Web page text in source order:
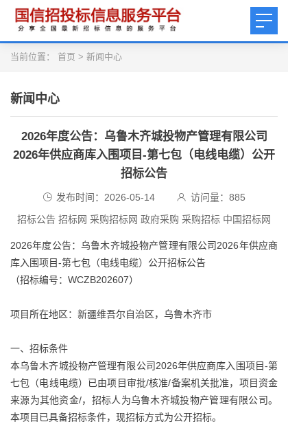
当前位置： 首页 > 新闻中心
新闻中心
2026年度公告：乌鲁木齐城投物产管理有限公司
2026年供应商库入围项目-第七包（电线电缆）公开
招标公告
发布时间：2026-05-14 访问量： 885
招标公告 招标网 采购招标网 政府采购 采购招标 中国招标网
2026年度公告：乌鲁木齐城投物产管理有限公司2026年供应商
库入围项目-第七包（电线电缆）公开招标公告
（招标编号：WCZB202607）
项目所在地区：新疆维吾尔自治区，乌鲁木齐市
一、招标条件
本乌鲁木齐城投物产管理有限公司2026年供应商库入围项目-第
七包（电线电缆）已由项目审批/核准/备案机关批准，项目资金
来源为其他资金/，招标人为乌鲁木齐城投物产管理有限公司。
本项目已具备招标条件，现招标方式为公开招标。